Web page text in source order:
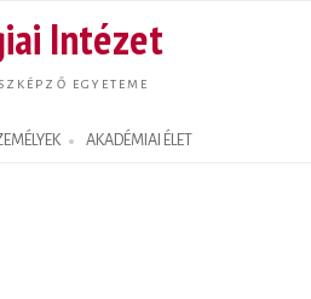
tartalomra
Intézet
EGYETEME
AKADÉMIAI ÉLET